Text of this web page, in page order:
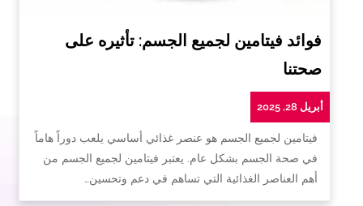
فوائد فيتامين لجميع الجسم: تأثيره على
صحتنا
أبريل 28, 2025
فيتامين لجميع الجسم هو عنصر غذائي أساسي يلعب دوراً هاماً
في صحة الجسم بشكل عام. يعتبر فيتامين لجميع الجسم من
أهم العناصر الغذائية التي تساهم في دعم وتحسين…